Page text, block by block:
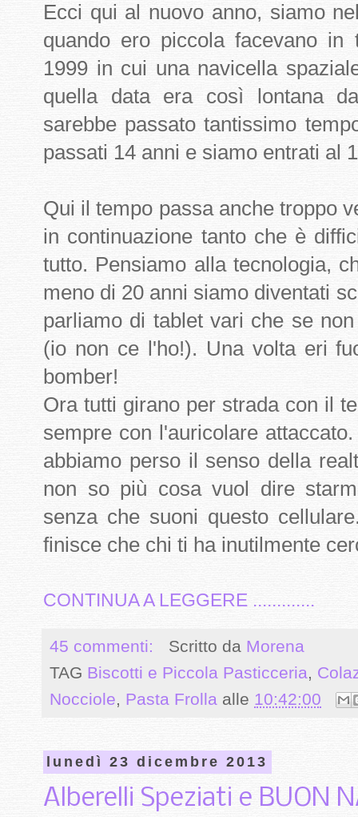
Ecci qui al nuovo anno, siamo
quando ero piccola facevano
1999 in cui una navicella
quella data era così lontana
sarebbe passato tantissimo
passati 14 anni e siamo entrati al
Qui il tempo passa anche troppo
in continuazione tanto che è
tutto. Pensiamo alla tecnologia,
meno di 20 anni siamo diventati
parliamo di tablet vari che se
(io non ce l'ho!). Una volta eri
bomber!
Ora tutti girano per strada con il
sempre con l'auricolare
abbiamo perso il senso della
non so più cosa vuol dire
senza che suoni questo
finisce che chi ti ha inutilmente
CONTINUA A LEGGERE .............
45 commenti: Scritto da Morena
TAG Biscotti e Piccola Pasticceria,
Nocciole, Pasta Frolla alle 10:42:00
lunedì 23 dicembre 2013
Alberelli Speziati e BUON